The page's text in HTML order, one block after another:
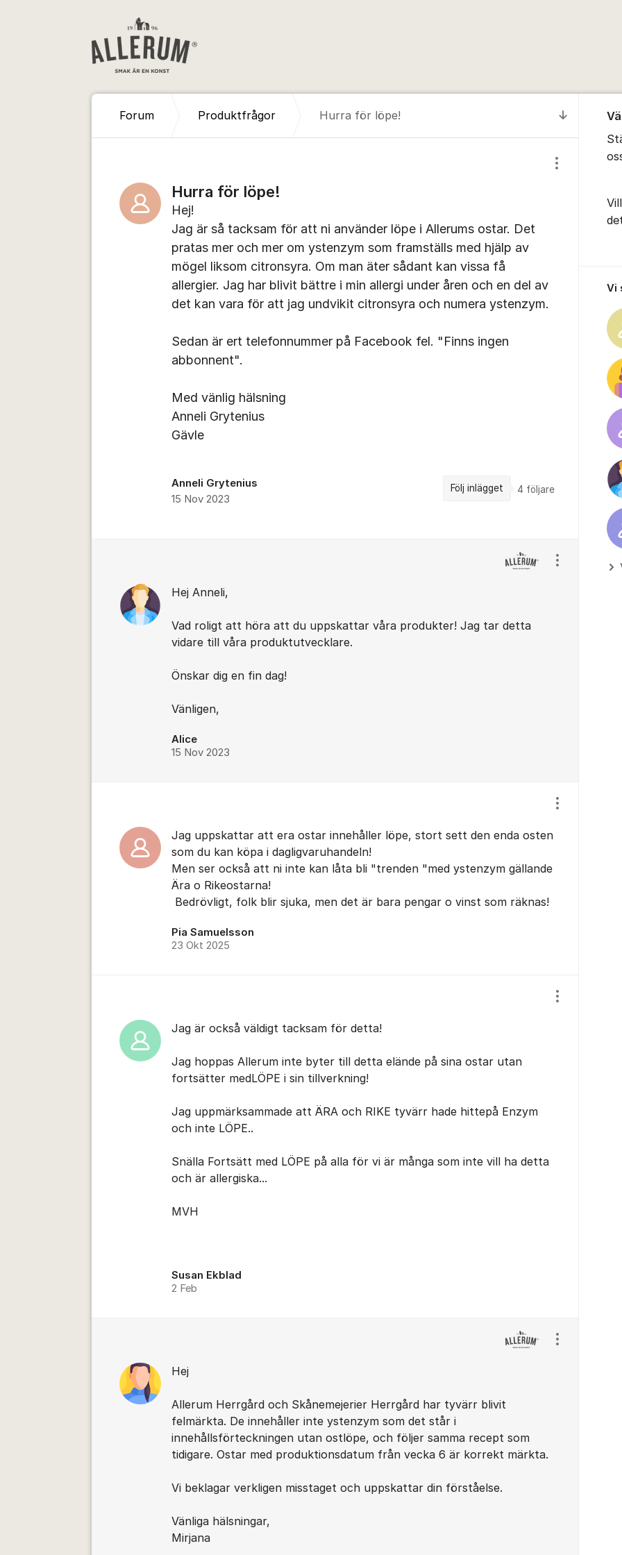
Till
Forum Produktfrågor Hurra för löpe!
Hurra för löpe!
Visa/dölj
Hej!
Jag är så tacksam för att ni använder löpe i Allerums ostar. Det
pratas mer och mer om ystenzym som framställs med hjälp av
mögel liksom citronsyra. Om man äter sådant kan vissa få
allergier. Jag har blivit bättre i min allergi under åren och en del av
det kan vara för att jag undvikit citronsyra och numera ystenzym.
Sedan är ert telefonnummer på Facebook fel. "Finns ingen
abbonnent".
Med vänlig hälsning
Anneli Grytenius
Gävle
Anneli Grytenius
15 Nov 2023
Följ inlägget 4 följare
Hej Anneli,
Vad roligt att höra att du uppskattar våra produkter! Jag tar detta
vidare till våra produktutvecklare.
Önskar dig en fin dag!
Vänligen,
Alice
15 Nov 2023
Visa/dölj
Jag uppskattar att era ostar innehåller löpe, stort sett den enda osten
som du kan köpa i dagligvaruhandeln!
Men ser också att ni inte kan låta bli "trenden "med ystenzym gällande
Ära o Rikeostarna!
Bedrövligt, folk blir sjuka, men det är bara pengar o vinst som räknas!
Pia Samuelsson
23 Okt 2025
Visa/dölj
Jag är också väldigt tacksam för detta!
Jag hoppas Allerum inte byter till detta elände på sina ostar utan
fortsätter medLÖPE i sin tillverkning!
Jag uppmärksammade att ÄRA och RIKE tyvärr hade hittepå Enzym
och inte LÖPE..
Snälla Fortsätt med LÖPE på alla för vi är många som inte vill ha detta
och är allergiska...
MVH
Susan Ekblad
2 Feb
Visa/dölj
Hej
Allerum Herrgård och Skånemejerier Herrgård har tyvärr blivit
felmärkta. De innehåller inte ystenzym som det står i
innehållsförteckningen utan ostlöpe, och följer samma recept som
tidigare. Ostar med produktionsdatum från vecka 6 är korrekt märkta.
Vi beklagar verkligen misstaget och uppskattar din förståelse.
Vänliga hälsningar,
Mirjana
Visa/dölj
Vi